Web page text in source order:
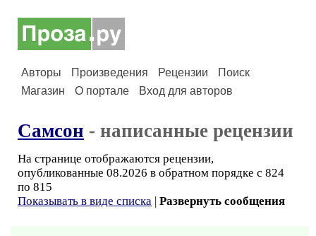
Авторы Произведения Рецензии
Поиск
Магазин
О портале Вход для авторов
Самсон - написанные рецензии
На странице отображаются рецензии,
опубликованные 08.2026 в обратном порядке с 824
по 815
Показывать в виде списка | Развернуть сообщения